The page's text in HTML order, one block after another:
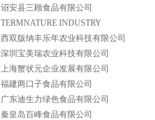
诏安县三顾食品有限公司
TERMNATURE INDUSTRY
西双版纳丰乐年农业科技有限公司
深圳宝美瑞农业科技有限公司
上海蟹状元企业发展有限公司
福建两口子食品有限公司
广东迪生力绿色食品有限公司
秦皇岛百峰食品有限公司